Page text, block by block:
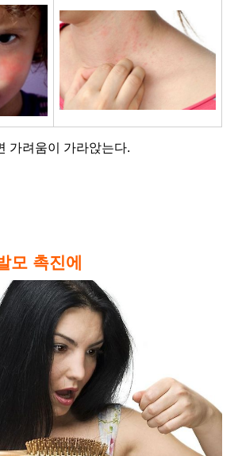
가려움이 가라앉는다.
모 촉진에